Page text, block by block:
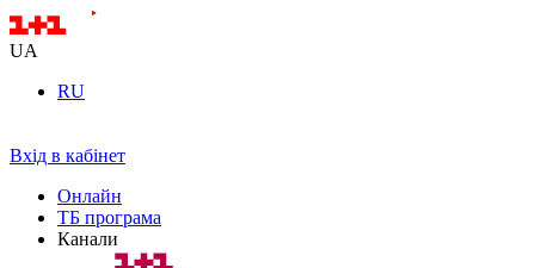
UA
RU
Вхід в кабінет
Онлайн
ТБ програма
Канали